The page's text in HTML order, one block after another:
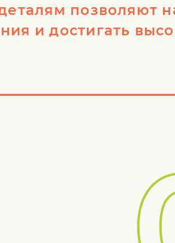
позволяют
и достигать